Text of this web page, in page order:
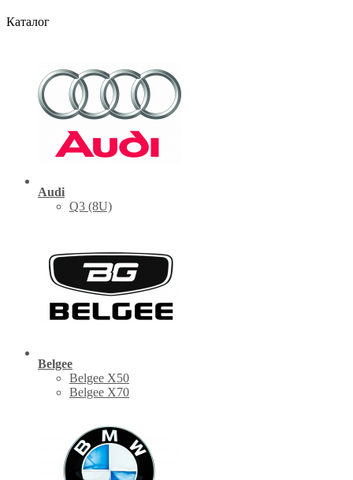
Каталог
Audi
Q3 (8U)
Belgee
Belgee X50
Belgee X70